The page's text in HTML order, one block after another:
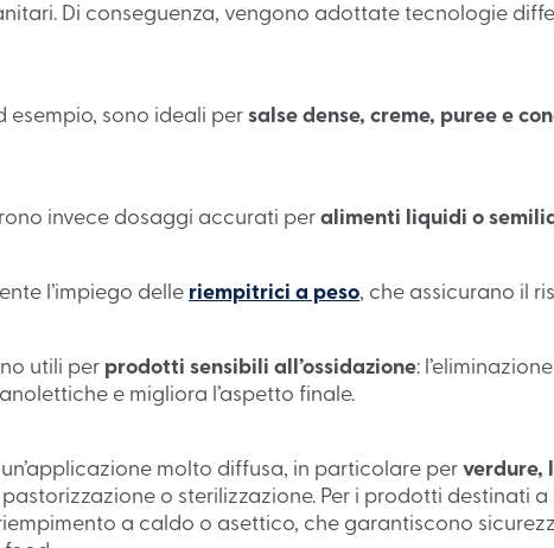
Di conseguenza, vengono adottate tecnologie
esempio, sono ideali per salse dense, creme, puree e
invece dosaggi accurati per alimenti liquidi o
l’impiego delle riempitrici a peso, che assicurano il
utili per prodotti sensibili all’ossidazione:
e migliora l’aspetto finale.
molto diffusa, in particolare per verdure,
o sterilizzazione. Per i prodotti destinati
a caldo o asettico, che garantiscono